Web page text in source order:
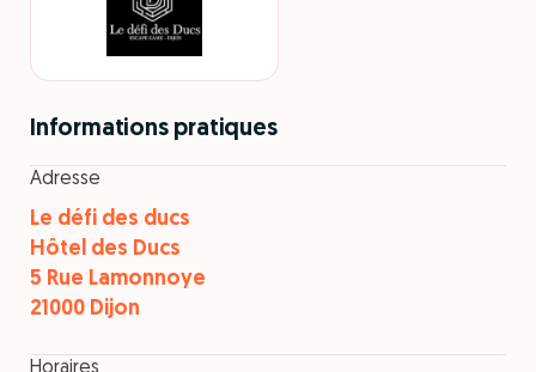
Informations pratiques
Adresse
Le défi des ducs
Hôtel des Ducs
5 Rue Lamonnoye
21000 Dijon